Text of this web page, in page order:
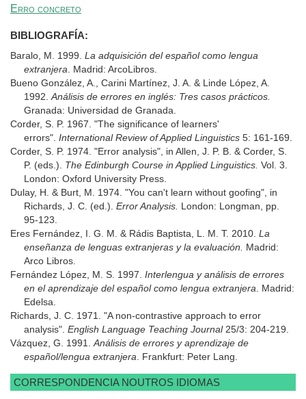
Erro concreto
BIBLIOGRAFÍA:
Baralo, M. 1999. La adquisición del español como lengua
extranjera . Madrid: ArcoLibros.
Bueno González, A., Carini Martínez, J. A. & Linde López, A.
1992. Análisis de errores en inglés: Tres casos prácticos.
Granada: Universidad de Granada.
Corder, S. P. 1967. "The significance of learners'
errors". International Review of Applied Linguistics 5: 161-169.
Corder, S. P. 1974. "Error analysis", in Allen, J. P. B. & Corder, S.
P. (eds.). The Edinburgh Course in Applied Linguistics. Vol. 3.
London: Oxford University Press.
Dulay, H. & Burt, M. 1974. "You can't learn without goofing", in
Richards, J. C. (ed.). Error Analysis. London: Longman, pp.
95-123.
Eres Fernández, I. G. M. & Rádis Baptista, L. M. T. 2010. La
enseñanza de lenguas extranjeras y la evaluación. Madrid:
Arco Libros.
Fernández López, M. S. 1997. Interlengua y análisis de errores
en el aprendizaje del español como lengua extranjera . Madrid:
Edelsa.
Richards, J. C. 1971. "A non-contrastive approach to error
analysis". English Language Teaching Journal 25/3: 204-219.
Vázquez, G. 1991. Análisis de errores y aprendizaje de
español/lengua extranjera . Frankfurt: Peter Lang.
CORRESPONDENCIA NOUTROS IDIOMAS